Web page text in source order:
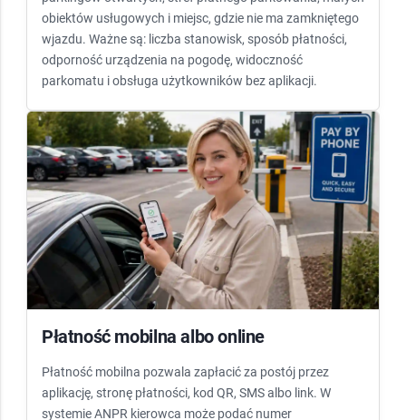
obiektów usługowych i miejsc, gdzie nie ma zamkniętego
wjazdu. Ważne są: liczba stanowisk, sposób płatności,
odporność urządzenia na pogodę, widoczność
parkomatu i obsługa użytkowników bez aplikacji.
Płatność mobilna albo online
Płatność mobilna pozwala zapłacić za postój przez
aplikację, stronę płatności, kod QR, SMS albo link. W
systemie ANPR kierowca może podać numer